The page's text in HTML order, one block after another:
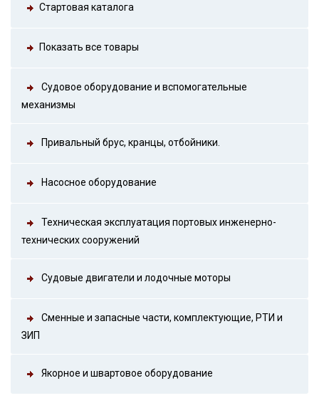
Стартовая каталога
Показать все товары
Судовое оборудование и вспомогательные
механизмы
Привальный брус, кранцы, отбойники.
Насосное оборудование
Техническая эксплуатация портовых инженерно-
технических сооружений
Судовые двигатели и лодочные моторы
Сменные и запасные части, комплектующие, РТИ и
ЗИП
Якорное и швартовое оборудование